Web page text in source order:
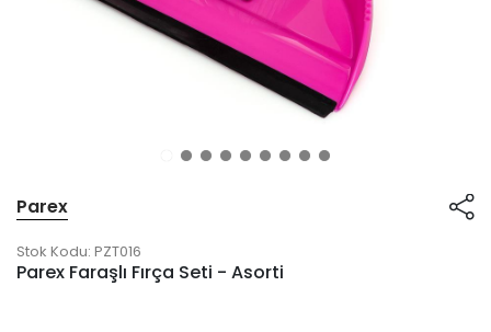
Parex
Stok Kodu: PZT016
Parex Faraşlı Fırça Seti - Asorti